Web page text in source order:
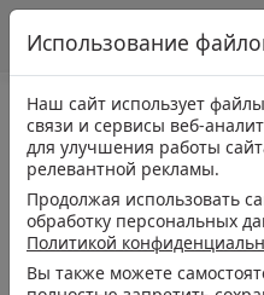
Использование
Наш сайт использует
связи и сервисы веб-
для улучшения работы
релевантной рекламы.
Продолжая использовать
обработку персональных
Политикой
Вы также можете